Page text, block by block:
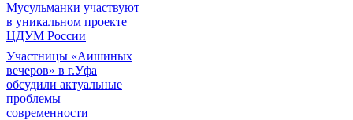
Мусульманки участвуют
в уникальном проекте
ЦДУМ России
Участницы «Аишиных
вечеров» в г.Уфа
обсудили актуальные
проблемы
современности